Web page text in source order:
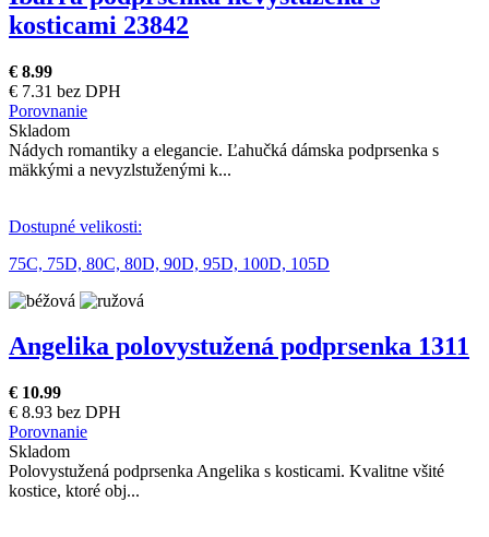
kosticami 23842
€ 8.99
€ 7.31 bez DPH
Porovnanie
Skladom
Nádych romantiky a elegancie. Ľahučká dámska podprsenka s
mäkkými a nevyzlstuženými k...
Dostupné velikosti:
75C, 75D, 80C, 80D, 90D, 95D, 100D, 105D
Angelika polovystužená podprsenka 1311
€ 10.99
€ 8.93 bez DPH
Porovnanie
Skladom
Polovystužená podprsenka Angelika s kosticami. Kvalitne všité
kostice, ktoré obj...